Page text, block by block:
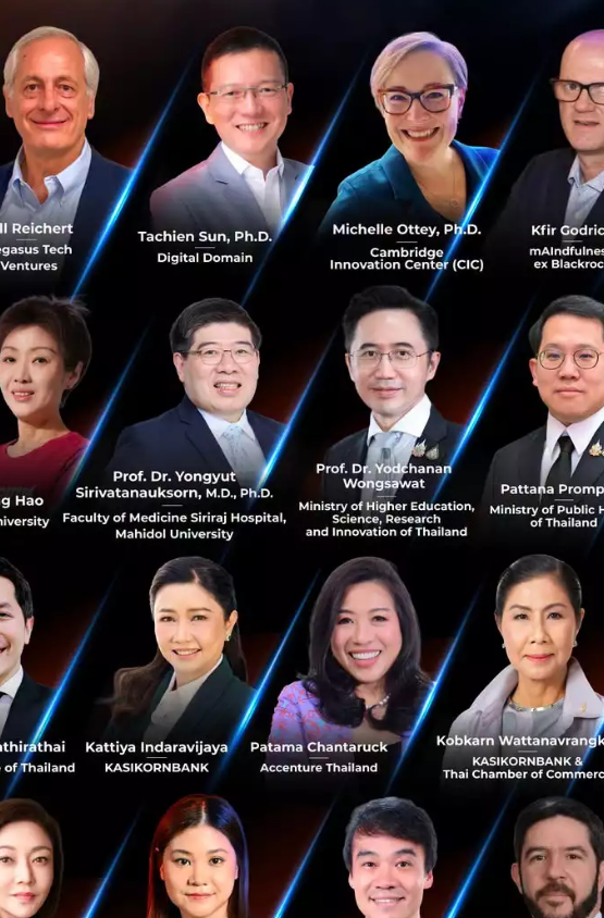
INTOUCH โดยโครงกา
สตาร์ทอัพสู่ความสำเร็จ
InVent โครงการธุรกิจร่วมทุน
นำโดยคุณคิมห์ สิริทวีชัย รองกร
โครงการบริษัทร่...
กรกฎาคม 13, 2017 | By
PR News Intouch Startup
LINE เปิดใจหลังซื้อ
พร้อมประกาศมองหา
หลังจาก LINE ประกาศการซื้อกิจ
พัฒนาทีมแรกของไทย มีผลตั้งแต่
การซื้อกิจการและ...
กรกฎาคม 13, 2017| By
0
News LINE Liner dgm 59
เคล็ดลับ 'Growth
สปีด โดย บียอร์น ลี